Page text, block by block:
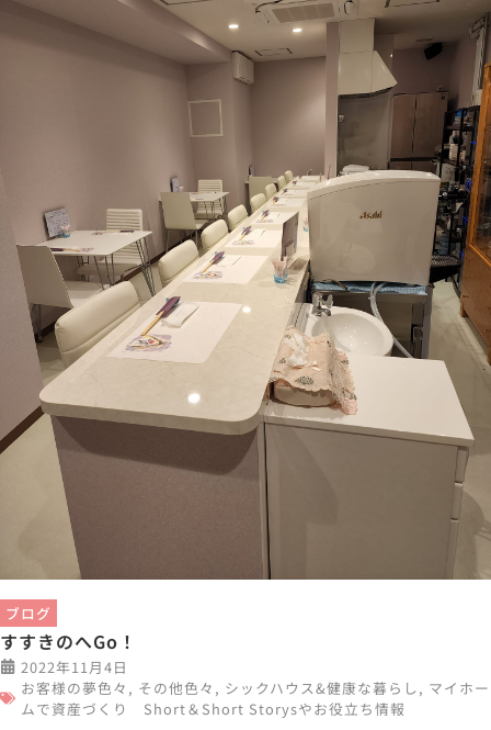
ブログ
すすきのへGo！
2022年11月4日
お客様の夢色々 , その他色々 , シックハウス&健康な暮らし, マイホー
ムで資産づくり Short＆Short Storysやお役立ち情報